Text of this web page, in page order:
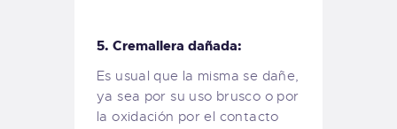
5. Cremallera dañada:
Es usual que la misma se dañe,
ya sea por su uso brusco o por
la oxidación por el contacto